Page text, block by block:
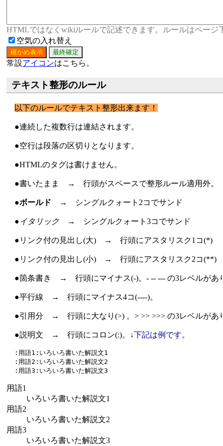
HTMLではなくwikiルールで記述できます。ルールはページ
空気の入れ替え
常設アイコンはこちら。
テキスト整形のルール
以下のルールでテキスト整形出来ます！
●連続した複数行は連結されます。
●空行は段落の区切りとなります。
●HTMLのタグは書けません。
●書いたまま → 行頭がスペースで整形ルール適用外。
●ボールド → シングルクォート2コでサンド
●イタリック → シングルクォート3コでサンド
●リンク付の見出し(大) → 行頭にアスタリスク1コ(*)
●リンク付の見出し(小) → 行頭にアスタリスク2コ(**)
●箇条書き → 行頭にマイナス(-)。- -- --- の3レベルがあ
●平行線 → 行頭にマイナス4コ(----)。
●引用分 → 行頭に大なり(>) 。> >> >>> の3レベルがあ
●説明文 → 行頭にコロン(:)。 ↓下記は例です。
  :用語1:いろいろ書いた解説文1
  :用語2:いろいろ書いた解説文2
用語1
いろいろ書いた解説文1
用語2
いろいろ書いた解説文2
用語3
いろいろ書いた解説文3